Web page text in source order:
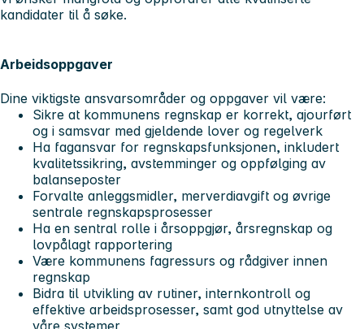
kandidater til å søke.
Arbeidsoppgaver
Dine viktigste ansvarsområder og oppgaver vil være:
Sikre at kommunens regnskap er korrekt, ajourført
og i samsvar med gjeldende lover og regelverk
Ha fagansvar for regnskapsfunksjonen, inkludert
kvalitetssikring, avstemminger og oppfølging av
balanseposter
Forvalte anleggsmidler, merverdiavgift og øvrige
sentrale regnskapsprosesser
Ha en sentral rolle i årsoppgjør, årsregnskap og
lovpålagt rapportering
Være kommunens fagressurs og rådgiver innen
regnskap
Bidra til utvikling av rutiner, internkontroll og
effektive arbeidsprosesser, samt god utnyttelse av
våre systemer